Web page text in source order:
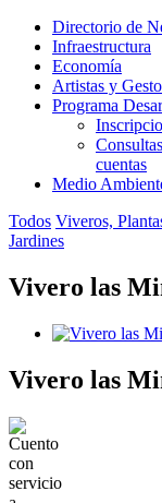
Directorio de
Infraestructura
Economía
Artistas y
Programa
cuentas
Medio
Todos Viveros,
Jardines
Vivero las
Vivero las